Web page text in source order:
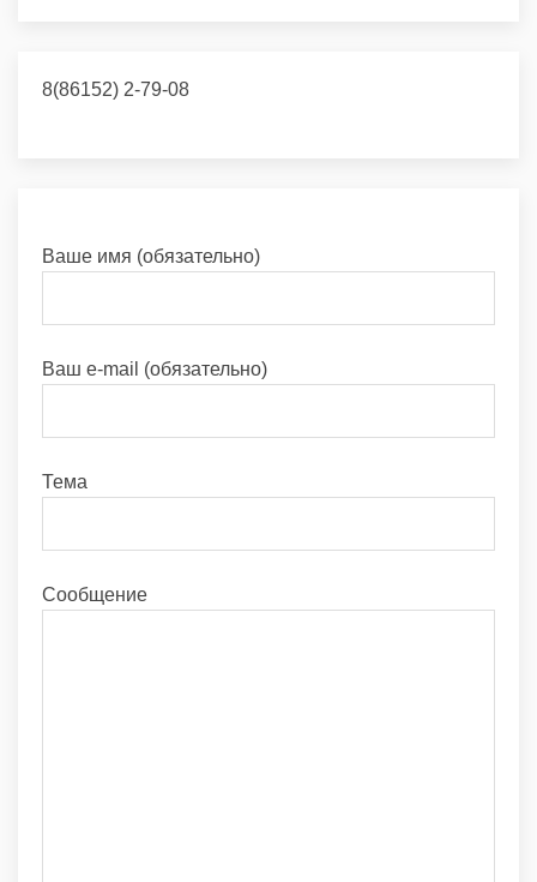
8(86152) 2-79-08
Ваше имя (обязательно)
Ваш e-mail (обязательно)
Тема
Сообщение